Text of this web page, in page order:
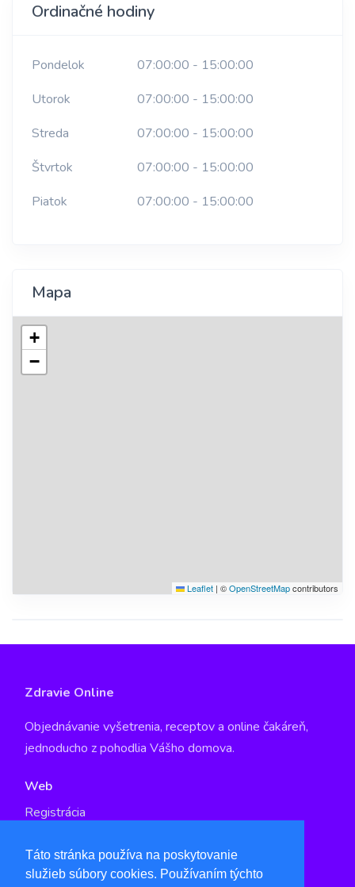
Táto stránka používa na poskytovanie
služieb súbory cookies. Používaním týchto
Ordinačné hodiny
Pondelok
07:00:00 - 15:00:00
Utorok
07:00:00 - 15:00:00
Streda
07:00:00 - 15:00:00
Štvrtok
07:00:00 - 15:00:00
Piatok
07:00:00 - 15:00:00
Mapa
+
−
Leaflet | ©OpenStreetMapcontributors
Zdravie Online
Objednávanie vyšetrenia, receptov a online čakáreň,
jednoducho z pohodlia Vášho domova.
Web
Registrácia
Kontakt